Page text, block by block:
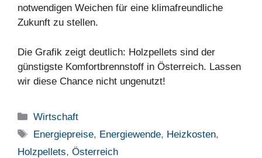
notwendigen Weichen für eine klimafreundliche
Zukunft zu stellen.
Die Grafik zeigt deutlich: Holzpellets sind der
günstigste Komfortbrennstoff in Österreich. Lassen
wir diese Chance nicht ungenutzt!
Kategorien
Wirtschaft
Schlagwörter
Energiepreise, Energiewende, Heizkosten,
Holzpellets, Österreich